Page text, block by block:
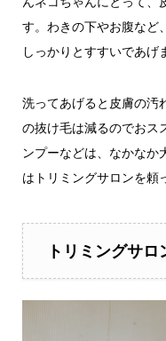
す。わきの下やお腹など
しっかりとすすいであげ
洗ってあげると皮膚の汚
の抜け毛は減るのでおス
ンプーなどは、なかなか
はトリミングサロンを頼
トリミングサ